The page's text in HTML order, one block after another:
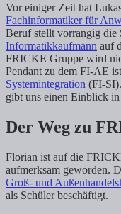
Vor einiger Zeit hat
Fachinformatiker für
Beruf stellt vorrangig die
Informatikkaufmann auf
FRICKE Gruppe wird
Pendant zu dem FI-AE
Systemintegration (FI-
gibt uns einen Einblick
Der Weg zu
Florian ist auf die
aufmerksam geworden.
Groß- und
als Schüler beschäftigt.